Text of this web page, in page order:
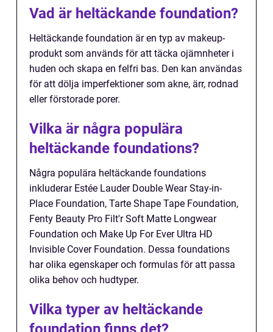
Vad är heltäckande foundation?
Heltäckande foundation är en typ av makeup-
produkt som används för att täcka ojämnheter i
huden och skapa en felfri bas. Den kan användas
för att dölja imperfektioner som akne, ärr, rodnad
eller förstorade porer.
Vilka är några populära
heltäckande foundations?
Några populära heltäckande foundations
inkluderar Estée Lauder Double Wear Stay-in-
Place Foundation, Tarte Shape Tape Foundation,
Fenty Beauty Pro Filt'r Soft Matte Longwear
Foundation och Make Up For Ever Ultra HD
Invisible Cover Foundation. Dessa foundations
har olika egenskaper och formulas för att passa
olika behov och hudtyper.
Vilka typer av heltäckande